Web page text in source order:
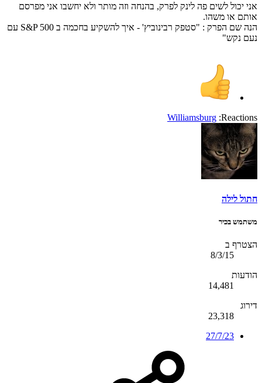
אני יכול לשים פה לינק לפרק, בהנחה וזה מותר ולא יחשבו אני מפרסם
אותם או משהו.
הנה שם הפרק : "סטפק רבינוביץ' - איך להשקיע בחכמה ב S&P 500 עם
נעם נקש"
Reactions:
Williamsburg
חתול לילה
משתמש בכיר
הצטרף ב
8/3/15
הודעות
14,481
דירוג
23,318
27/7/23